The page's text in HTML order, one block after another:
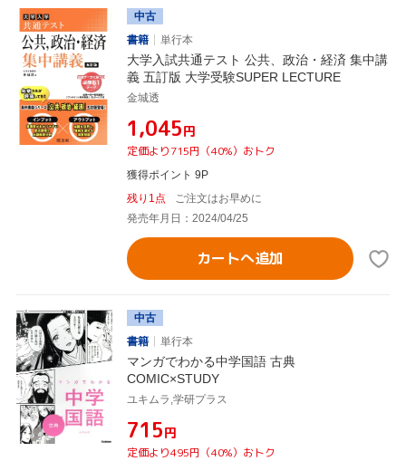
中古
書籍
単行本
大学入試共通テスト 公共、政治・経済 集中講
義 五訂版 大学受験SUPER LECTURE
金城透
¥1,045円
定価より715円（40%）おトク
獲得ポイント 9P
残り1点
ご注文はお早めに
発売年月日：2024/04/25
カートへ追加
中古
書籍
単行本
マンガでわかる中学国語 古典
COMIC×STUDY
ユキムラ,学研プラス
¥715円
定価より495円（40%）おトク